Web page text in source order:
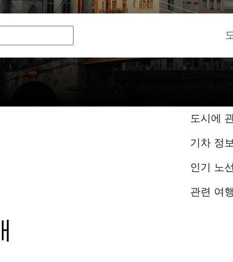
도시에
기차 정
인기 노선
관련 여